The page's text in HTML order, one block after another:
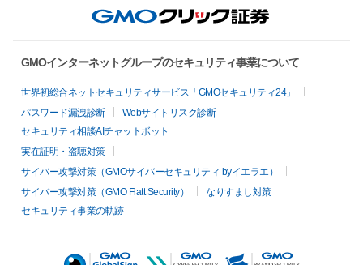
GMOインターネットグループのセキュリティ事業について
世界初総合ネットセキュリティサービス「GMOセキュリティ24」
パスワード漏洩診断
Webサイトリスク診断
セキュリティ相談AIチャットボット
実在証明・盗聴対策
サイバー攻撃対策（GMOサイバーセキュリティ byイエラエ）
サイバー攻撃対策（GMO Flatt Security）
なりすまし対策
セキュリティ事業の軌跡